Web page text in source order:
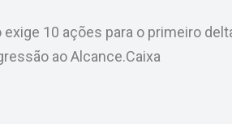
10 ações para o primeiro
ao Alcance.Caixa